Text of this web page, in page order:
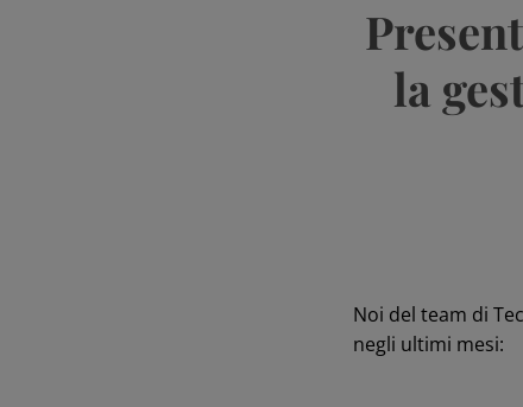
la
Noi del team di
negli ultimi mesi: